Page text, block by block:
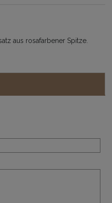
aus rosafarbener Spitze.